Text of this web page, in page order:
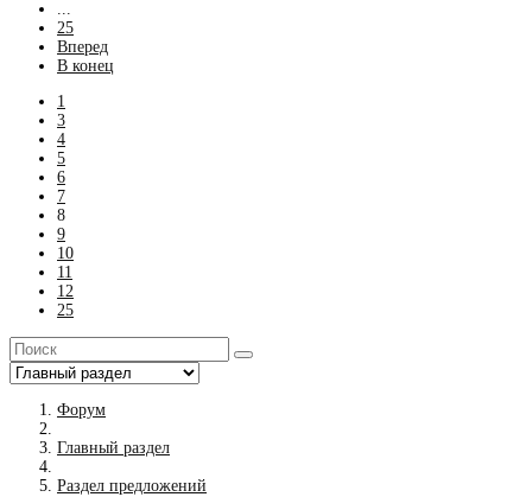
25
Вперед
В конец
1
3
4
5
6
7
8
9
10
11
12
25
Форум
Главный раздел
Раздел предложений